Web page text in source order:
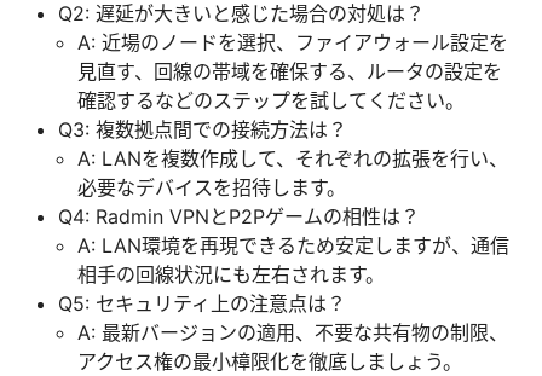
Q2: 遅延が大きいと感じた場合の対処は？
A: 近場のノードを選択、ファイアウォール設定を
見直す、回線の帯域を確保する、ルータの設定を
確認するなどのステップを試してください。
Q3: 複数拠点間での接続方法は？
A: LANを複数作成して、それぞれの拡張を行い、
必要なデバイスを招待します。
Q4: Radmin VPNとP2Pゲームの相性は？
A: LAN環境を再現できるため安定しますが、通信
相手の回線状況にも左右されます。
Q5: セキュリティ上の注意点は？
A: 最新バージョンの適用、不要な共有物の制限、
アクセス権の最小樟限化を徹底しましょう。